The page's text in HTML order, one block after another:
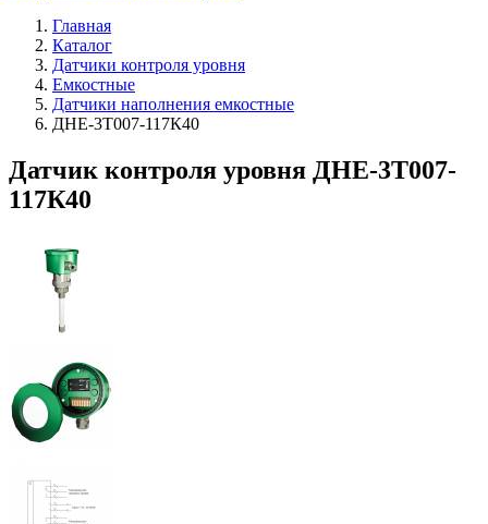
Главная
Каталог
Датчики контроля уровня
Емкостные
Датчики наполнения емкостные
ДНЕ-3Т007-117К40
Датчик контроля уровня ДНЕ-3Т007-
117К40